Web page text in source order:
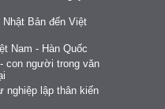
Bản đến Việt
Nam - Hàn Quốc
con người trong văn
nghiệp lập thân kiến